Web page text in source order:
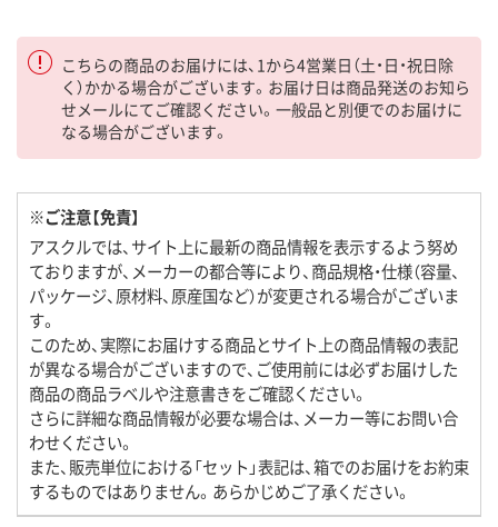
こちらの商品のお届けには、1から4営業日（土・日・祝日除
く）かかる場合がございます。お届け日は商品発送のお知ら
せメールにてご確認ください。一般品と別便でのお届けに
なる場合がございます。
※ご注意【免責】
アスクルでは、サイト上に最新の商品情報を表示するよう努め
ておりますが、メーカーの都合等により、商品規格・仕様（容量、
パッケージ、原材料、原産国など）が変更される場合がございま
す。
このため、実際にお届けする商品とサイト上の商品情報の表記
が異なる場合がございますので、ご使用前には必ずお届けした
商品の商品ラベルや注意書きをご確認ください。
さらに詳細な商品情報が必要な場合は、メーカー等にお問い合
わせください。
また、販売単位における「セット」表記は、箱でのお届けをお約束
するものではありません。あらかじめご了承ください。